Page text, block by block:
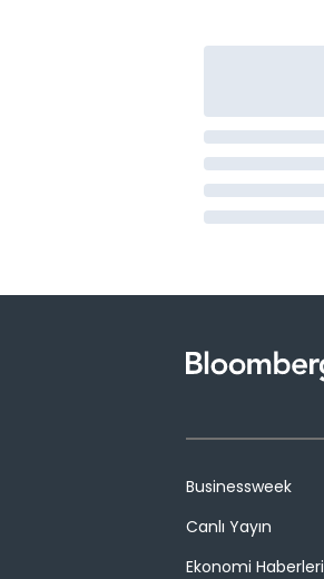
Businessweek
Canlı Yayın
Ekonomi Haberleri